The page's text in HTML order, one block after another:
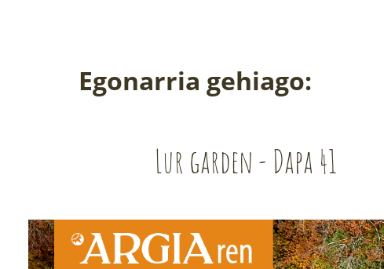
Egonarria gehiago:
Lur garden - Dapa 41